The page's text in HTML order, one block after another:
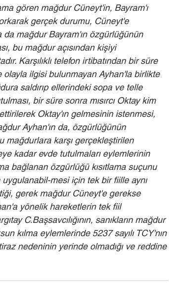
gören mağdur Cüneyt'in, Bayram'ı
gerçek durumu, Cüneyt'e
mağdur Bayram'ın özgürlüğünün
bu mağdur açısından kişiyi
Karşılıklı telefon irtibatından bir süre
olayla ilgisi bulunmayan Ayhan'la birlikte
saldırıp ellerindeki sopa ve telle
bir süre sonra mısırcı Oktay kim
Oktay'ın gelmesinin istenmesi,
Ayhan'ın da, özgürlüğünün
mağdurlara karşı gerçekleştirilen
kadar evde tutulmaları eylemlerinin
bağlanan özgürlüğü kısıtlama suçunu
uygulanabil-mesi için tek bir fiille aynı
gerek mağdur Cüneyt'e gerekse
yönelik hareketlerin tek fiil
C.Başsavcılığının, sanıkların mağdur
kılma eylemlerinde 5237 sayılı TCY'nın
nedeninin yerinde olmadığı ve reddine